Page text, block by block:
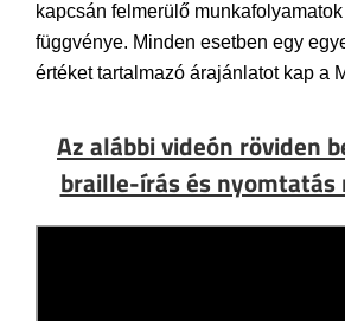
kapcsán felmerülő
függvénye. Minden esetben egy
értéket tartalmazó árajánlatot kap a
Az alábbi videón röviden
braille-írás és nyomtatás